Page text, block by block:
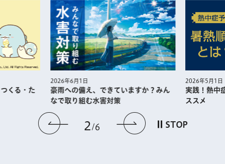
前のスライドを表示
2 6 次のスライドを
STOP
くる・た
2026年6月1日
豪雨への備え、できていますか？みん
なで取り組む水害対策
2026年5月1日
実践！熱中
ススメ